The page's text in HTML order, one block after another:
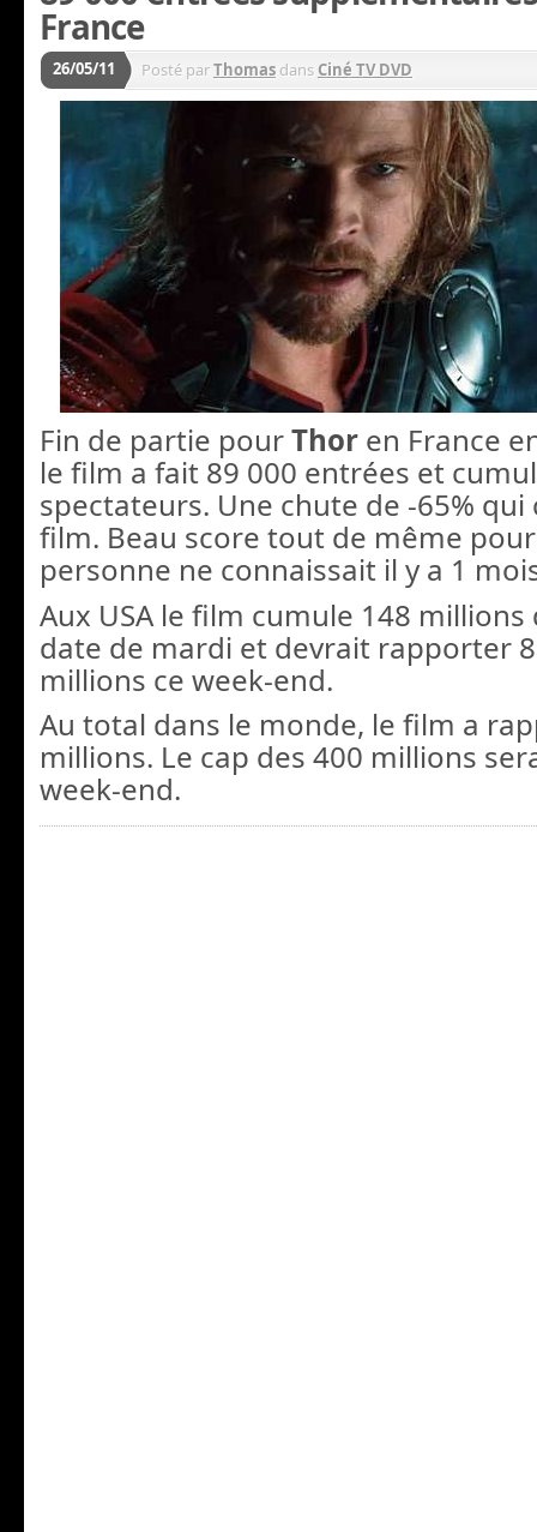
France
26/05/11 Posté parThomas dans Ciné TV DVD
Fin de partie pourThor en France
le film a fait 89 000 entrées et
spectateurs. Une chute de -65%
film. Beau score tout de même
personne ne connaissait il y a 1
Aux USA le film cumule 148
date de mardi et devrait rapporter
millions ce week-end.
Au total dans le monde, le film a
millions. Le cap des 400 millions
week-end.